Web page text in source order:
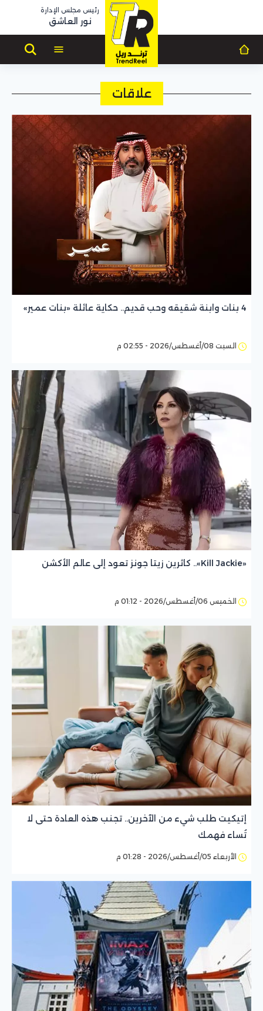
رئيس مجلس الإدارة
نور العاشق
علاقات
4 بنات وابنة شقيقه وحب قديم.. حكاية عائلة «بنات عمير»
السبت 08/أغسطس/2026 - 02:55 م
«Kill Jackie».. كاثرين زيتا جونز تعود إلى عالم الأكشن
الخميس 06/أغسطس/2026 - 01:12 م
إتيكيت طلب شيء من الآخرين.. تجنب هذه العادة حتى لا
تُساء فهمك
الأربعاء 05/أغسطس/2026 - 01:28 م